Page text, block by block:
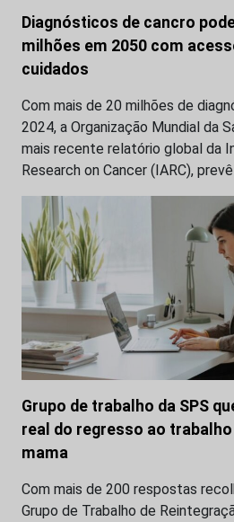
Diagnósticos de cancro
milhões em 2050 com
cuidados
Com mais de 20 milhões de
2024, a Organização Mundial da
mais recente relatório global da
Research on Cancer (IARC),
Grupo de trabalho da SPS
real do regresso ao
mama
Com mais de 200 respostas
Grupo de Trabalho de